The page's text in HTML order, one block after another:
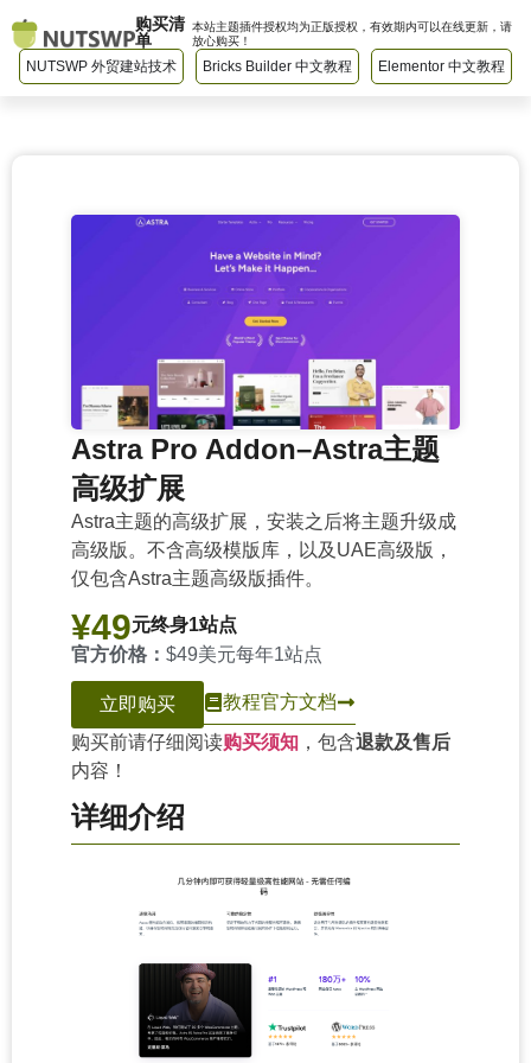
购买清
单
本站主题插件授权均为正版授权，有效期内可以在线更新，请
放心购买！
NUTSWP 外贸建站技术 Bricks Builder 中文教程 Elementor 中文教程
Astra Pro Addon–Astra主题
高级扩展
Astra主题的高级扩展，安装之后将主题升级成
高级版。不含高级模版库，以及UAE高级版，
仅包含Astra主题高级版插件。
¥49元终身1站点
官方价格： $49美元每年1站点
立即购买 教程官方文档
购买前请仔细阅读购买须知 ，包含退款及售后
内容！
详细介绍